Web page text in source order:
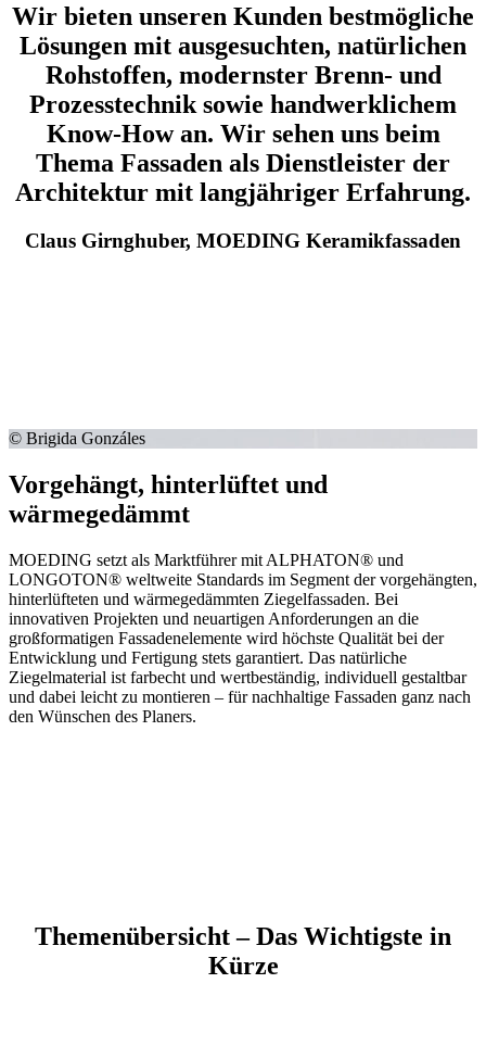
Wir bieten unseren Kunden bestmögliche
Lösungen mit ausgesuchten, natürlichen
Rohstoffen, modernster Brenn- und
Prozesstechnik sowie handwerklichem
Know-How an. Wir sehen uns beim
Thema Fassaden als Dienstleister der
Architektur mit langjähriger Erfahrung.
Claus Girnghuber, MOEDING Keramikfassaden
© Brigida Gonzáles
Vorgehängt, hinterlüftet und
wärmegedämmt
MOEDING setzt als Marktführer mit ALPHATON® und
LONGOTON® weltweite Standards im Segment der vorgehängten,
hinterlüfteten und wärmegedämmten Ziegelfassaden. Bei
innovativen Projekten und neuartigen Anforderungen an die
großformatigen Fassadenelemente wird höchste Qualität bei der
Entwicklung und Fertigung stets garantiert. Das natürliche
Ziegelmaterial ist farbecht und wertbeständig, individuell gestaltbar
und dabei leicht zu montieren – für nachhaltige Fassaden ganz nach
den Wünschen des Planers.
Themenübersicht – Das Wichtigste in
Kürze